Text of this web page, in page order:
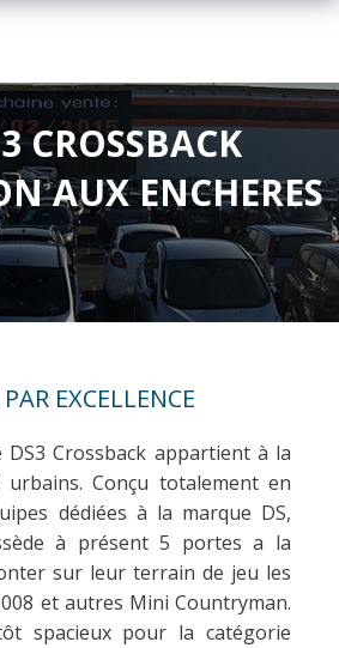
CROSSBACK
AUX ENCHERES
EXCELLENCE
Crossback appartient à la
urbains. Conçu totalement en
dédiées à la marque DS,
à présent 5 portes a la
sur leur terrain de jeu les
et autres Mini Countryman.
spacieux pour la catégorie